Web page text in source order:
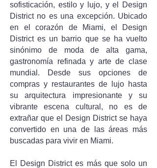
sofisticación, estilo y lujo, y el Design
District no es una excepción. Ubicado
en el corazón de Miami, el Design
District es un barrio que se ha vuelto
sinónimo de moda de alta gama,
gastronomía refinada y arte de clase
mundial. Desde sus opciones de
compras y restaurantes de lujo hasta
su arquitectura impresionante y su
vibrante escena cultural, no es de
extrañar que el Design District se haya
convertido en una de las áreas más
buscadas para vivir en Miami.
El Design District es más que solo un